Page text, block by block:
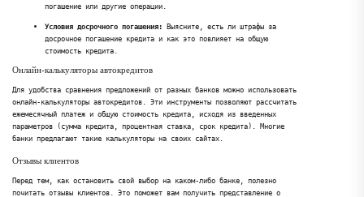
погашение или другие операции.
Условия досрочного погашения: Выясните, есть ли штрафы за
досрочное погашение кредита и как это повлияет на общую
стоимость кредита.
Онлайн-калькуляторы автокредитов
Для удобства сравнения предложений от разных банков можно использовать
онлайн-калькуляторы автокредитов. Эти инструменты позволяют рассчитать
ежемесячный платеж и общую стоимость кредита, исходя из введенных
параметров (сумма кредита, процентная ставка, срок кредита). Многие
банки предлагают такие калькуляторы на своих сайтах.
Отзывы клиентов
Перед тем, как остановить свой выбор на каком-либо банке, полезно
почитать отзывы клиентов. Это поможет вам получить представление о